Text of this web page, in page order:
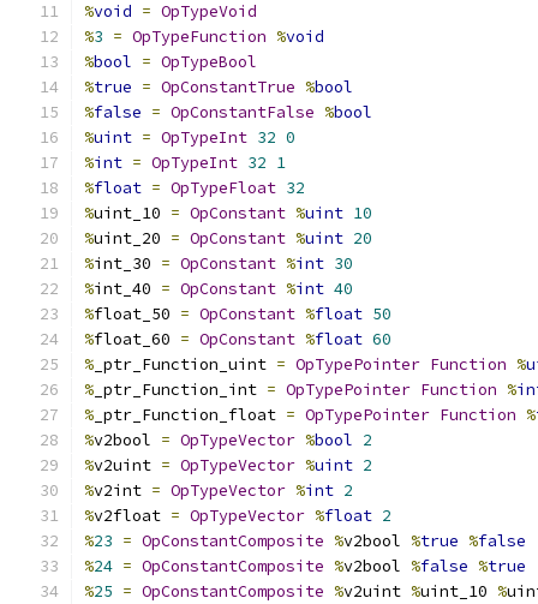
%void = OpTypeVoid
%3 = OpTypeFunction %void
%bool = OpTypeBool
%true = OpConstantTrue %bool
%false = OpConstantFalse %bool
%uint = OpTypeInt 32 0
%int = OpTypeInt 32 1
%float = OpTypeFloat 32
%uint_10 = OpConstant %uint 10
%uint_20 = OpConstant %uint 20
%int_30 = OpConstant %int 30
%int_40 = OpConstant %int 40
%float_50 = OpConstant %float 50
%float_60 = OpConstant %float 60
% _ptr_Function_uint = OpTypePointer Function %
% _ptr_Function_int = OpTypePointer Function %
% _ptr_Function_float = OpTypePointer Function %
%v2bool = OpTypeVector %bool 2
%v2uint = OpTypeVector %uint 2
%v2int = OpTypeVector %int 2
%v2float = OpTypeVector %float 2
%23 = OpConstantComposite %v2bool %true %false
%24 = OpConstantComposite %v2bool %false %true
%25 = OpConstantComposite %v2uint %uint_10 %